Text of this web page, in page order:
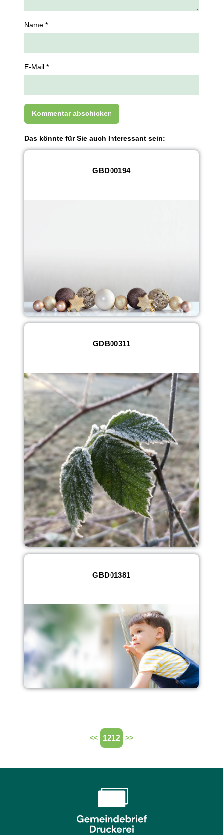
Name *
E-Mail *
Das könnte für Sie auch Interessant sein:
GBD00194
GDB00311
GBD01381
<< 1212 >>